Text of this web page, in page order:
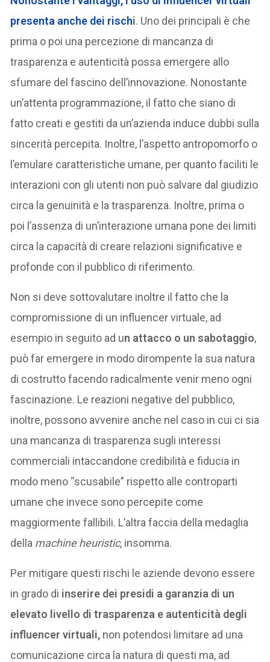
presenta anche dei rischi. Uno dei principali è che
prima o poi una percezione di mancanza di
trasparenza e autenticità possa emergere allo
sfumare del fascino dell’innovazione. Nonostante
un’attenta programmazione, il fatto che siano di
fatto creati e gestiti da un’azienda induce dubbi sulla
sincerità percepita. Inoltre, l’aspetto antropomorfo o
l’emulare caratteristiche umane, per quanto faciliti le
interazioni con gli utenti non può salvare dal giudizio
circa la genuinità e la trasparenza. Inoltre, prima o
poi l’assenza di un’interazione umana pone dei limiti
circa la capacità di creare relazioni significative e
profonde con il pubblico di riferimento.
Non si deve sottovalutare inoltre il fatto che la
compromissione di un influencer virtuale, ad
esempio in seguito ad un attacco o un sabotaggio,
può far emergere in modo dirompente la sua natura
di costrutto facendo radicalmente venir meno ogni
fascinazione. Le reazioni negative del pubblico,
inoltre, possono avvenire anche nel caso in cui ci sia
una mancanza di trasparenza sugli interessi
commerciali intaccandone credibilità e fiducia in
modo meno “scusabile” rispetto alle controparti
umane che invece sono percepite come
maggiormente fallibili. L’altra faccia della medaglia
della machine heuristic, insomma.
Per mitigare questi rischi le aziende devono essere
in grado di inserire dei presidi a garanzia di un
elevato livello di trasparenza e autenticità degli
influencer virtuali, non potendosi limitare ad una
comunicazione circa la natura di questi ma, ad